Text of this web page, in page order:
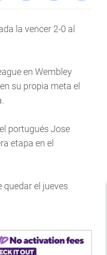
la vencer 2-0 al
en Wembley
su propia meta el
portugués Jose
etapa en el
quedar el jueves